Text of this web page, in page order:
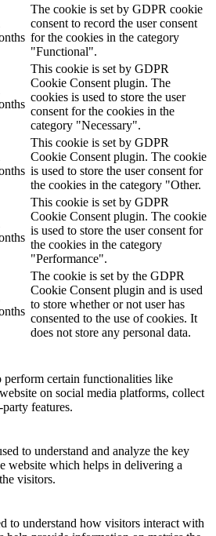
The cookie is set by GDPR cookie
consent to record the user consent
for the cookies in the category
"Functional".
This cookie is set by GDPR
Cookie Consent plugin. The
cookies is used to store the user
consent for the cookies in the
category "Necessary".
This cookie is set by GDPR
Cookie Consent plugin. The cookie
is used to store the user consent for
the cookies in the category "Other.
This cookie is set by GDPR
Cookie Consent plugin. The cookie
is used to store the user consent for
the cookies in the category
"Performance".
The cookie is set by the GDPR
Cookie Consent plugin and is used
to store whether or not user has
consented to the use of cookies. It
does not store any personal data.
perform certain functionalities like
on social media platforms, collect
features.
to understand and analyze the key
website which helps in delivering a
visitors.
to understand how visitors interact with